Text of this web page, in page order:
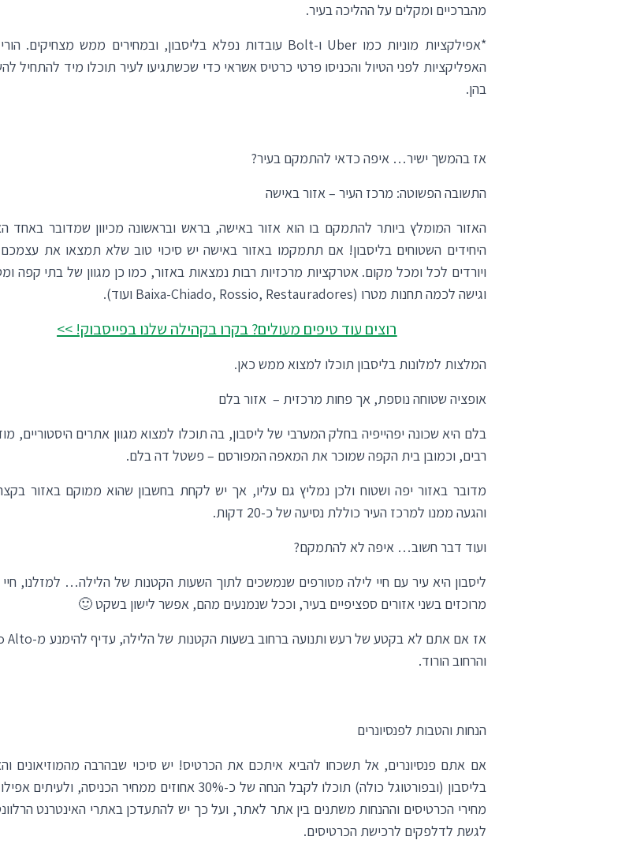
מהברכיים ומקלים על ההליכה בעיר.
*אפילקציות מוניות כמו Uber ו-Bolt
עובדות נפלא בליסבון, ובמחירים ממש מצחיקים.
האפליקציות לפני הטיול והכניסו פרטי כרטיס אשראי כדי שכשתגיעו לעיר תוכלו מיד להתחיל
בהן.
אז בהמשך ישיר… איפה כדאי להתמקם בעיר?
התשובה הפשוטה: מרכז העיר –אזור באישה
האזור המומלץ ביותר להתמקם בו הוא אזור באישה, בראש ובראשונה מכיוון שמדובר באחד
היחידים השטוחים בליסבון! אם תתמקמו באזור באישה יש סיכוי טוב שלא תמצאו את עצמכם
ויורדים לכל ומכל מקום. אטרקציות מרכזיות רבות נמצאות באזור, כמו כן מגוון של בתי קפה
וגישה לכמה תחנות מטרו (Baixa-Chiado, Rossio, Restauradores ועוד).
רוצים עוד טיפים מעולים? בקרו בקהילה שלנו בפייסבוק! >>
המלצות למלונות בליסבון תוכלו למצוא ממש כאן.
אופציה שטוחה נוספת, אך פחות מרכזית –אזור בלם
בלם היא שכונה יפהייפיה בחלק המערבי של ליסבון, בה תוכלו למצוא מגוון אתרים היסטוריים,
רבים, וכמובן בית הקפה שמוכר את המאפה המפורסם – פשטל דה בלם.
מדובר באזור יפה ושטוח ולכן נמליץ גם עליו, אך יש לקחת בחשבון שהוא ממוקם באזור
והגעה ממנו למרכז העיר כוללת נסיעה של כ-20 דקות.
ועוד דבר חשוב… איפה לא להתמקם?
ליסבון היא עיר עם חיי לילה מטורפים שנמשכים לתוך השעות הקטנות של הלילה… למזלנו,
מרוכזים בשני אזורים ספציפיים בעיר, וככל שנמנעים מהם, אפשר לישון בשקט 🙂
אז אם אתם לא בקטע של רעש ותנועה ברחוב בשעות הקטנות של הלילה, עדיף להימנע מ-Alto
והרחוב הורוד.
הנחות והטבות לפנסיונרים
אם אתם פנסיונרים, אל תשכחו להביא איתכם את הכרטיס! יש סיכוי שבהרבה מהמוזיאונים
מחירי הכרטיסים וההנחות משתנים בין אתר לאתר, ועל כך יש להתעדכן באתרי האינטרנט
לגשת לדלפקים לרכישת הכרטיסים.